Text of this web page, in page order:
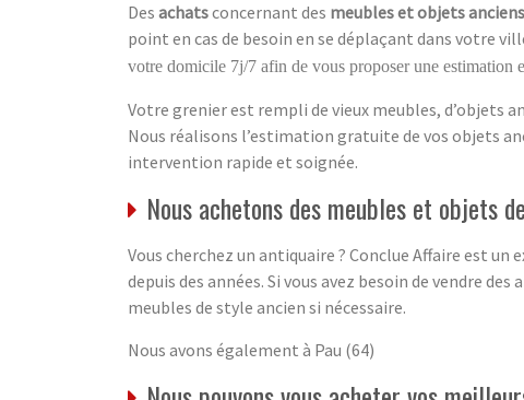
Des achatsconcernant des meubles et objets anciens
point en cas de besoin en se déplaçant dans votre
votre domicile 7j/7 afin de vous proposer une estimation
Votre grenier est rempli de vieux meubles, d’objets
Nous réalisons l’estimation gratuite de vos objets
intervention rapide et soignée.
Nous achetons des meubles et objets
Vous cherchez un antiquaire ? Conclue Affaire est
depuis des années. Si vous avez besoin de vendre
meubles de style ancien si nécessaire.
Nous avons également à Pau (64)